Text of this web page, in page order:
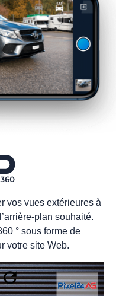
vos vues extérieures à
plan souhaité.
​​° sous forme de
votre site Web.